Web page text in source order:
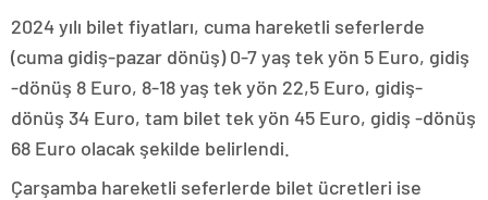
2024 yılı bilet fiyatları, cuma hareketli seferlerde
(cuma gidiş-pazar dönüş) 0-7 yaş tek yön 5 Euro, gidiş
-dönüş 8 Euro, 8-18 yaş tek yön 22,5 Euro, gidiş-
dönüş 34 Euro, tam bilet tek yön 45 Euro, gidiş -dönüş
68 Euro olacak şekilde belirlendi.
Çarşamba hareketli seferlerde bilet ücretleri ise